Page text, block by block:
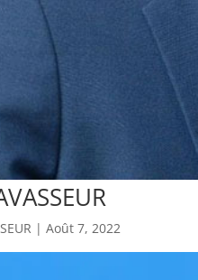
|Août 7, 2022